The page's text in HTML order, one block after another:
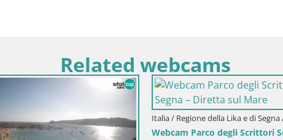
Related webcams